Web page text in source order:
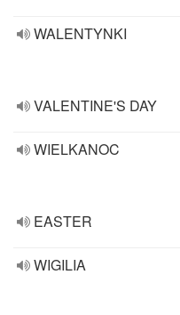
WALENTYNKI
VALENTINE'S DAY
WIELKANOC
EASTER
WIGILIA